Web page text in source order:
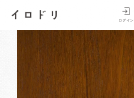
イロドリ
ログイン